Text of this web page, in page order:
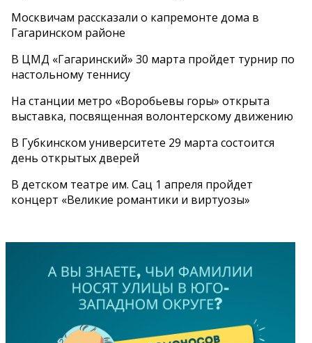
Москвичам рассказали о капремонте дома в
Гагаринском районе
В ЦМД «Гагаринский» 30 марта пройдет турнир по
настольному теннису
На станции метро «Воробьевы горы» открыта
выставка, посвященная волонтерскому движению
В Губкинском университете 29 марта состоится
день открытых дверей
В детском театре им. Сац 1 апреля пройдет
концерт «Великие романтики и виртуозы»